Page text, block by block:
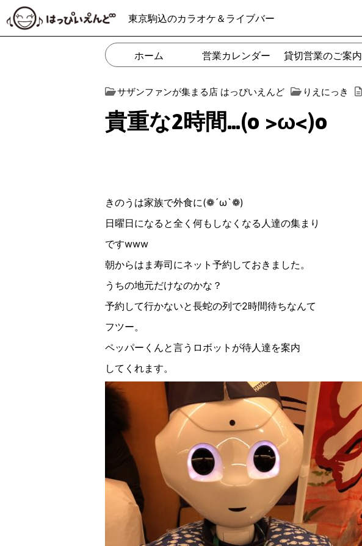
東京駒込のカラオケ＆ライブバー
ホーム 営業カレンダー 貸切営業のご案内
サザンファンが集まる店 はっぴいえんど りえにっき
貴重な2時間…(o >ω<)o
きのうは家族で外食に(❁︎´ω`❁︎)
日曜日になると全く何もしなくなる人達の集まり
ですwww
朝からはま寿司にネット予約しておきました。
うちの地元だけなのかな？
予約して行かないと長蛇の列で2時間待ちなんて
フツー。
ペッパーくんと言うロボットが待人達を案内
してくれます。